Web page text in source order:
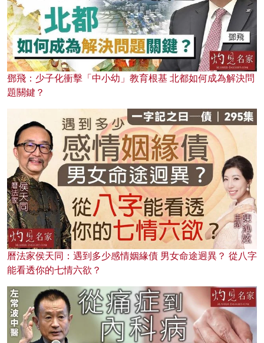
鄧飛：少子化衝擊「中小幼」教育根基 北都如何成為解決問
題關鍵？
曆法家侯天同：遇到多少感情姻緣債 男女命途迥異？ 從八字
能看透你的七情六欲？